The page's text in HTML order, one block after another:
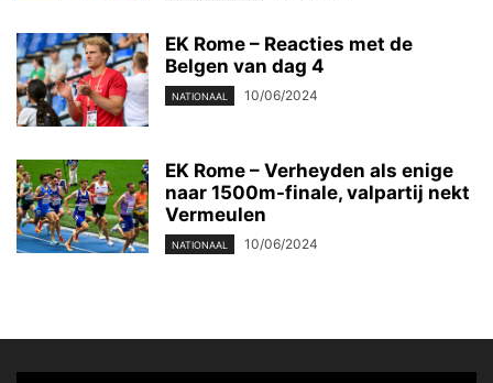
EK Rome – Reacties met de
Belgen van dag 4
NATIONAAL 10/06/2024
EK Rome – Verheyden als enige
naar 1500m-finale, valpartij nekt
Vermeulen
NATIONAAL 10/06/2024